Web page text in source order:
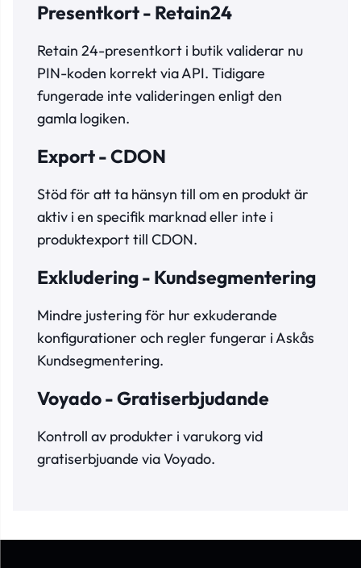
Presentkort - Retain24
Retain 24-presentkort i butik validerar nu
PIN-koden korrekt via API. Tidigare
fungerade inte valideringen enligt den
gamla logiken.
Export - CDON
Stöd för att ta hänsyn till om en produkt är
aktiv i en specifik marknad eller inte i
produktexport till CDON.
Exkludering - Kundsegmentering
Mindre justering för hur exkuderande
konfigurationer och regler fungerar i Askås
Kundsegmentering.
Voyado - Gratiserbjudande
Kontroll av produkter i varukorg vid
gratiserbjuande via Voyado.